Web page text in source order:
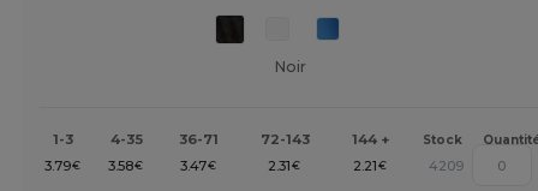
Noir
1-3 4-35 36-71 72-143 144 + Stock
3.79€ 3.58€ 3.47€ 2.31 € 2.21€ 4209